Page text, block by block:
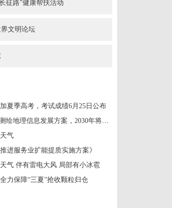
征路”健康帮扶活动
文明论坛
夏季高考，考试成绩6月25日公布
山东出台“十五五”测绘地理信息发展方案，2030年将建成全域实景三维山东
气
进服务业扩能提质实施方案》
气 伴有雷电大风 局部有小冰雹
力保障“三夏”抢收颗粒归仓